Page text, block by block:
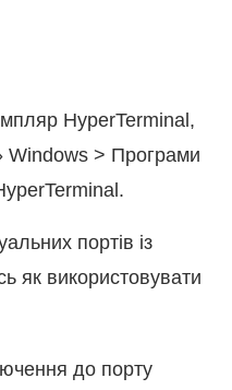
HyperTerminal,
Windows > Програми
портів із
як використовувати
до порту